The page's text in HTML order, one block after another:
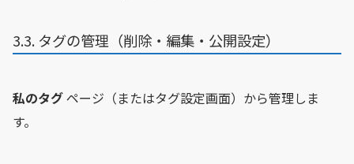
3.3. タグの管理（削除・編集・公開設定）
私のタグページ（またはタグ設定画面）から管理しま
す。